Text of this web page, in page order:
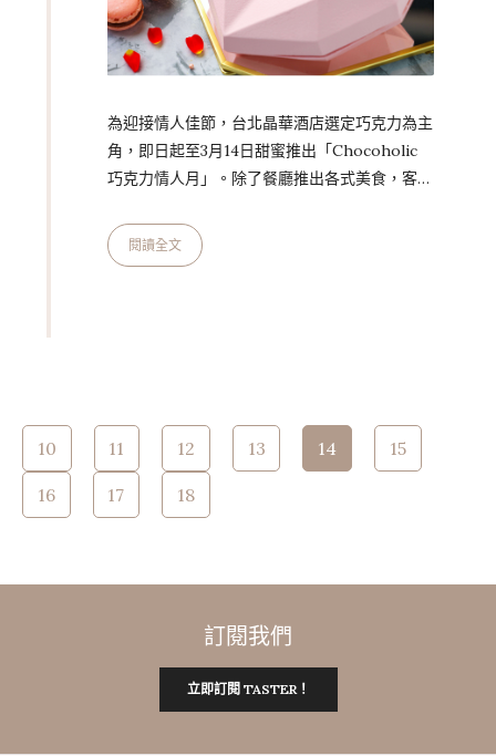
為迎接情人佳節，台北晶華酒店選定巧克力為主
角，即日起至3月14日甜蜜推出「Chocoholic
巧克力情人月」。除了餐廳推出各式美食，客房
於一樓中庭打造繽紛「巧克力市集」，豐富的販
售品項包括各式巧克力禮盒、美食，以及首次進
百年糖果店 Se…
閱讀全文
10
11 12 13 14 15
16 17 18
訂閱我們
立即訂閱 TASTER！